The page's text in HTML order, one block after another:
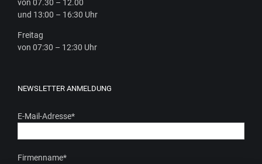
von 07.30 – 12.00
und 13:00 – 16:30 Uhr
Frei­tag
von 07:30 – 12:30 Uhr
NEWSLETTER ANMELDUNG
E-Mail-Adresse*
Firmenname*